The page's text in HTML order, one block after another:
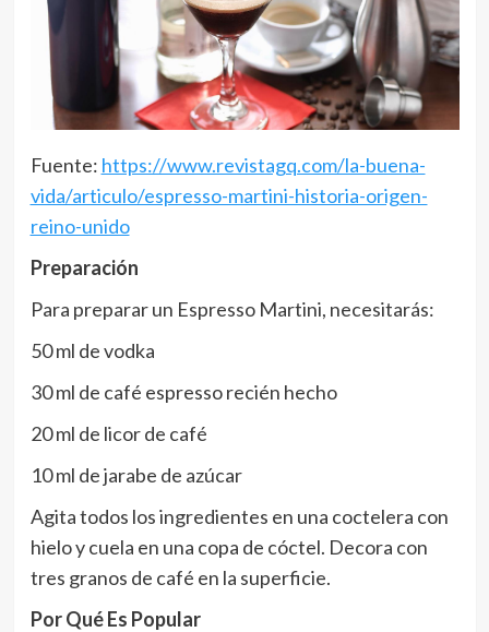
Fuente: https://www.revistagq.com/la-buena-
vida/articulo/espresso-martini-historia-origen-
reino-unido
Preparación
Para preparar un Espresso Martini, necesitarás:
50 ml de vodka
30 ml de café espresso recién hecho
20 ml de licor de café
10 ml de jarabe de azúcar
Agita todos los ingredientes en una coctelera con
hielo y cuela en una copa de cóctel. Decora con
tres granos de café en la superficie.
Por Qué Es Popular